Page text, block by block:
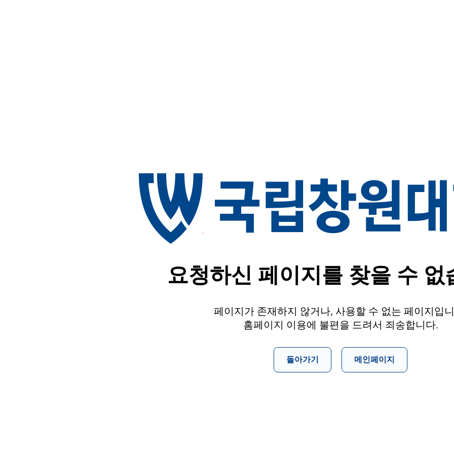
요청하신 페이지를 찾을 수 없
페이지가 존재하지 않거나, 사용할 수 없는 페이지입
홈페이지 이용에 불편을 드려서 죄송합니다.
돌아가기 메인페이지